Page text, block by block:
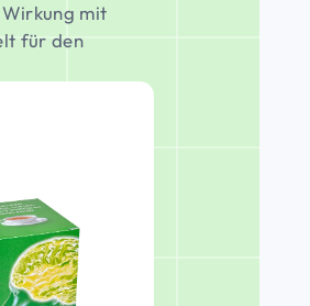
mit
für den